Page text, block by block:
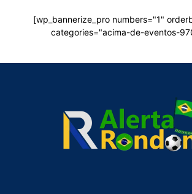
[wp_bannerize_pro numbers="1"
categories="acima-de-eventos-